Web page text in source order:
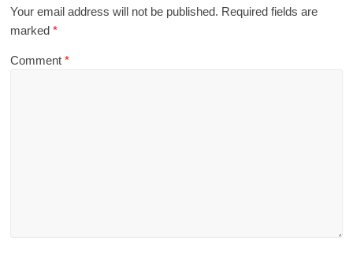
Your email address will not be published. Required fields are
marked*
Comment*